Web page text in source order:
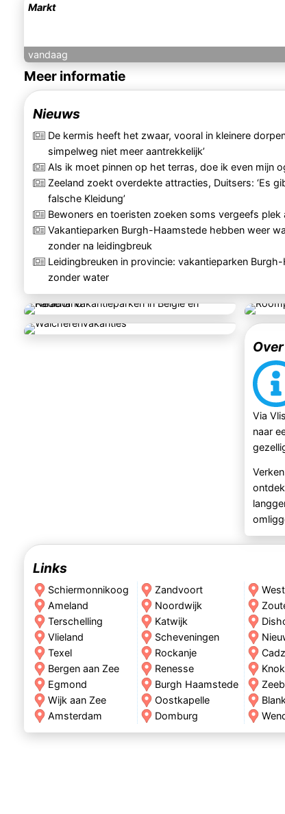
Markt
vandaag
Meer informatie
Nieuws
De kermis heeft het zwaar, vooral in kleinere
simpelweg niet meer aantrekkelijk’
Als ik moet pinnen op het terras, doe ik even mijn
Zeeland zoekt overdekte attracties, Duitsers: ‘Es
falsche Kleidung’
Bewoners en toeristen zoeken soms vergeefs
Vakantieparken Burgh-Haamstede hebben weer
zonder na leidingbreuk
Leidingbreuken in provincie: vakantieparken
zonder water
Via
naar
Links
Schiermonnikoog
Ameland
Terschelling
Vlieland
Texel
Bergen aan Zee
Egmond
Wijk aan Zee
Amsterdam
Zandvoort
Noordwijk
Katwijk
Scheveningen
Rockanje
Renesse
Burgh Haamstede
Oostkapelle
Domburg